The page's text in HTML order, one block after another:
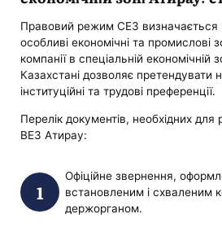
Правовий режим СЕЗ
особливі економічні та промислові
компанії в спеціальній економічній
Казахстані дозволяє претендувати
інституційні та трудові преференції.
Перелік документів, необхідних для
ВЕЗ Атирау:
Офіційне звернення,
встановленим і схваленим
держорганом.